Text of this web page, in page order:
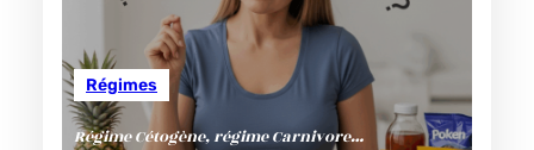
Régimes
Régime Cétogène, régime Carnivore…